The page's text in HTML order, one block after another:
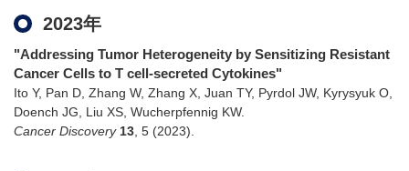
2023年
"Addressing Tumor Heterogeneity by Sensitizing Resistant
Cancer Cells to T cell-secreted Cytokines"
Ito Y, Pan D, Zhang W, Zhang X, Juan TY, Pyrdol JW, Kyrysyuk O,
Doench JG, Liu XS, Wucherpfennig KW.
Cancer Discovery 13 5 (2023)